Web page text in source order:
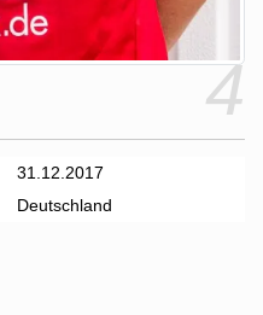
4
31.12.2017
Deutschland